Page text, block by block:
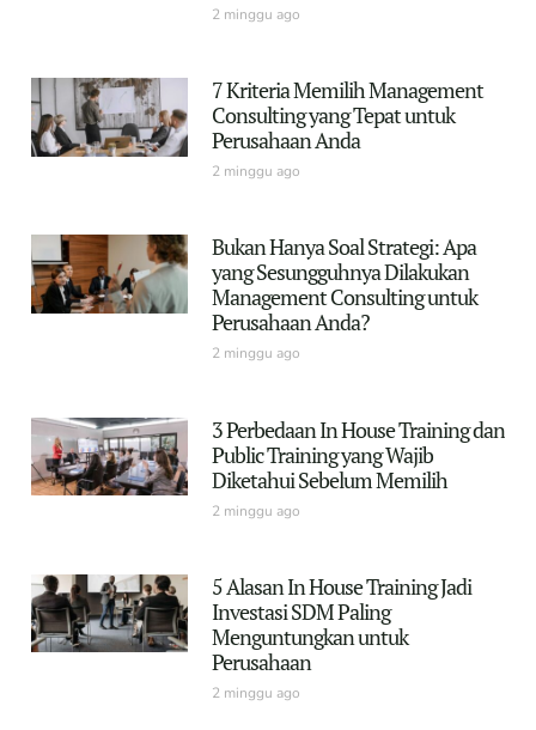
2 minggu ago
7 Kriteria Memilih Management
Consulting yang Tepat untuk
Perusahaan Anda
2 minggu ago
Bukan Hanya Soal Strategi: Apa
yang Sesungguhnya Dilakukan
Management Consulting untuk
Perusahaan Anda?
2 minggu ago
3 Perbedaan In House Training dan
Public Training yang Wajib
Diketahui Sebelum Memilih
2 minggu ago
5 Alasan In House Training Jadi
Investasi SDM Paling
Menguntungkan untuk
Perusahaan
2 minggu ago